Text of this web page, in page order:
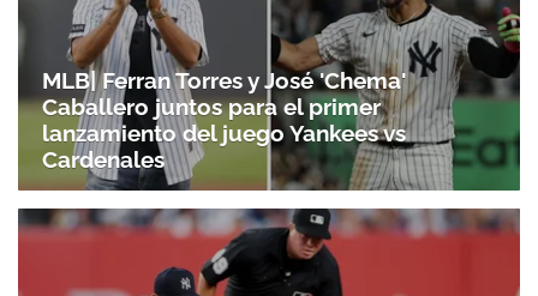
MLB| Ferran Torres y José 'Chema'
Caballero juntos para el primer
lanzamiento del juego Yankees vs
Cardenales